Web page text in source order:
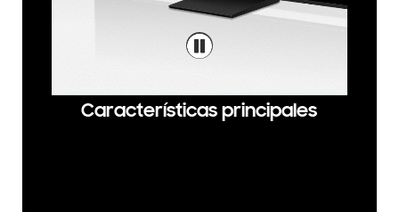
Características principales